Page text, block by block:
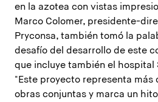
en la azotea con vistas
Marco Colomer, presidente-
Pryconsa, también tomó la
desafío del desarrollo de este
que incluye también el hospital
"Este proyecto representa más
obras conjuntas y marca un